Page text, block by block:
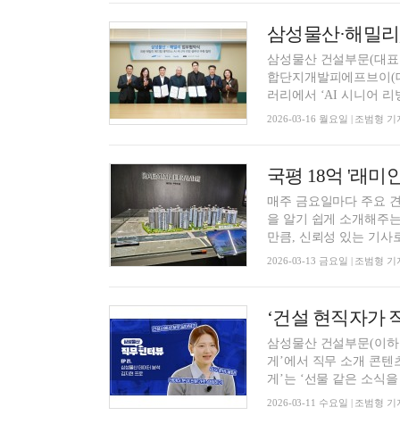
삼성물산 건설부문(대
합단지개발피에프브이
러리에서 ‘AI 시니어 리
2026-03-16 월요일 | 조범형 기
매주 금요일마다 주요
을 알기 쉽게 소개해주
만큼, 신뢰성 있는 기사
2026-03-13 금요일 | 조범형 기
삼성물산 건설부문(이
게’에서 직무 소개 콘텐
게’는 ‘선물 같은 소식
2026-03-11 수요일 | 조범형 기